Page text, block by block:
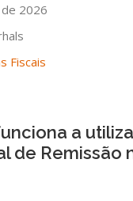
2026
Fiscais
a
de Remissão